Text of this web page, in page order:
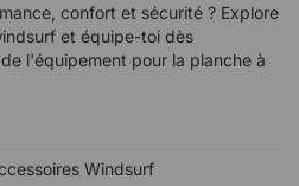
confort et sécurité ? Explore
et équipe-toi dès
l'équipement pour la planche à
Windsurf